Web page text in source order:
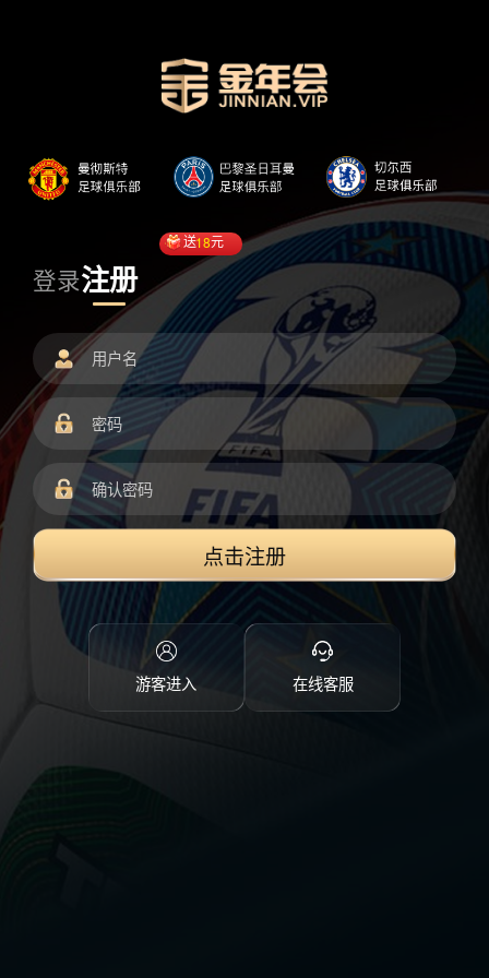
登录注册
送18元
点击注册
游客进入 在线客服